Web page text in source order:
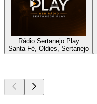
Rádio Sertanejo Play
Santa Fé, Oldies, Sertanejo